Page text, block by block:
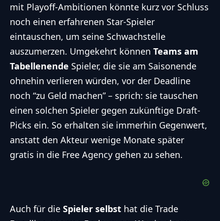
mit Playoff-Ambitionen könnte kurz vor Schluss
noch einen erfahrenen Star-Spieler
eintauschen, um seine Schwachstelle
auszumerzen. Umgekehrt können Teams am
Tabellenende Spieler, die sie am Saisonende
ohnehin verlieren würden, vor der Deadline
noch “zu Geld machen” – sprich: sie tauschen
einen solchen Spieler gegen zukünftige Draft-
Picks ein. So erhalten sie immerhin Gegenwert,
anstatt den Akteur wenige Monate später
gratis in die Free Agency gehen zu sehen.
Auch für die Spieler selbst hat die Trade